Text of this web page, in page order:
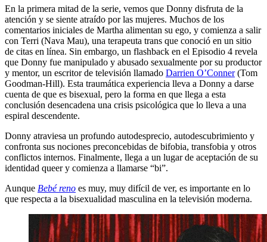
En la primera mitad de la serie, vemos que Donny disfruta de la
atención y se siente atraído por las mujeres. Muchos de los
comentarios iniciales de Martha alimentan su ego, y comienza a salir
con Terri (Nava Mau), una terapeuta trans que conoció en un sitio
de citas en línea. Sin embargo, un flashback en el Episodio 4 revela
que Donny fue manipulado y abusado sexualmente por su productor
y mentor, un escritor de televisión llamado Darrien O’Conner(Tom
Goodman-Hill). Esta traumática experiencia lleva a Donny a darse
cuenta de que es bisexual, pero la forma en que llega a esta
conclusión desencadena una crisis psicológica que lo lleva a una
espiral descendente.
Donny atraviesa un profundo autodesprecio, autodescubrimiento y
confronta sus nociones preconcebidas de bifobia, transfobia y otros
conflictos internos. Finalmente, llega a un lugar de aceptación de su
identidad queer y comienza a llamarse “bi”.
Aunque Bebé reno es muy, muy difícil de ver, es importante en lo
que respecta a la bisexualidad masculina en la televisión moderna.